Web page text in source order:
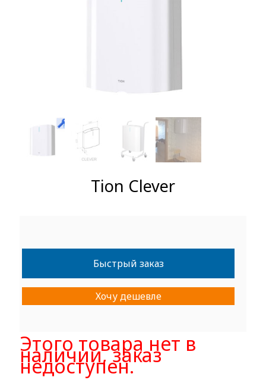
Tion Clever
Быстрый заказ
Хочу дешевле
Этого товара нет в
наличии, заказ
недоступен.